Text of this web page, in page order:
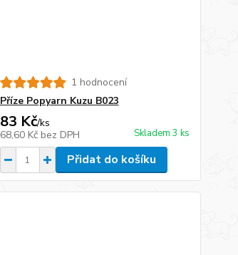
1 hodnocení
Příze Popyarn Kuzu B023
83 Kč/ks
68,60 Kč bez DPH Skladem 3 ks
Přidat do košíku